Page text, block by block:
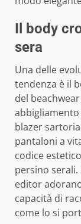
Il body
sera
Una delle
tendenza è il
del
blazer
pantaloni a
codice
persino serali.
editor
capacità di
come lo si